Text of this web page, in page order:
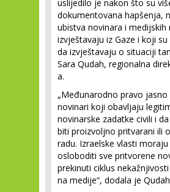
uslijedilo je nakon što su
dokumentovana hapšenja,
ubistva novinara i medijskih
izvještavaju iz Gaze i koji su
da izvještavaju o situaciji
Sara Qudah, regionalna
a.
„Međunarodno pravo jasno
novinari koji obavljaju
novinarske zadatke civili i
biti proizvoljno pritvarani ili
radu. Izraelske vlasti
osloboditi sve pritvorene
prekinuti ciklus
na medije“, dodala je